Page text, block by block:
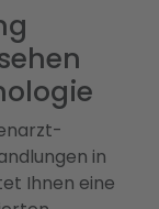
in
Ihnen eine